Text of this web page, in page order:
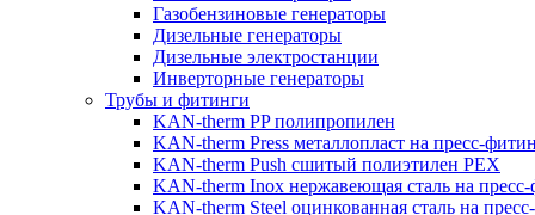
Газобензиновые генераторы
Дизельные генераторы
Дизельные электростанции
Инверторные генераторы
Трубы и фитинги
KAN-therm PP полипропилен
KAN-therm Рress металлопласт на пресс-
KAN-therm Push сшитый полиэтилен PEX
KAN-therm Inox нержавеющая сталь на
KAN-therm Steel оцинкованная сталь на